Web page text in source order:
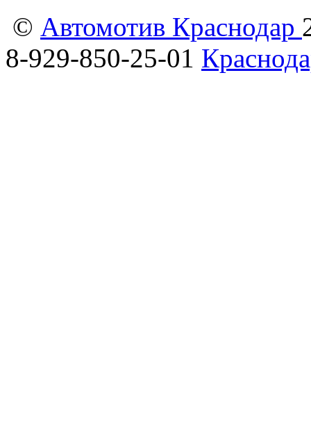
© Автомотив Краснодар
8-929-850-25-01